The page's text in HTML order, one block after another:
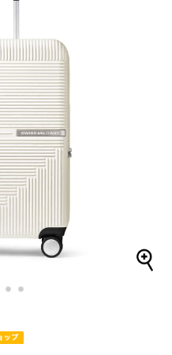
4 5